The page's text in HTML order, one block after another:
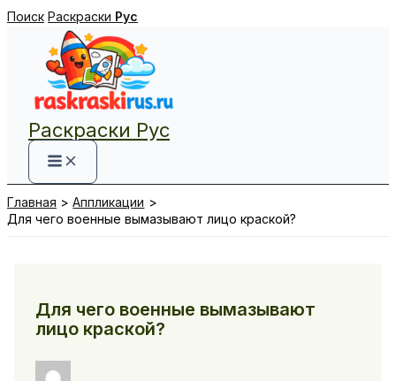
Перейти
содержимому
Поиск Раскраски Рус
Раскраски Рус
Главная
Аппликации
Для чего военные вымазывают лицо краской?
Для чего военные вымазывают
лицо краской?